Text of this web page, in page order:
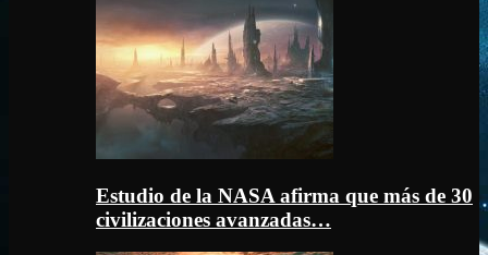
Estudio de la NASA afirma que más de 30
civilizaciones avanzadas…